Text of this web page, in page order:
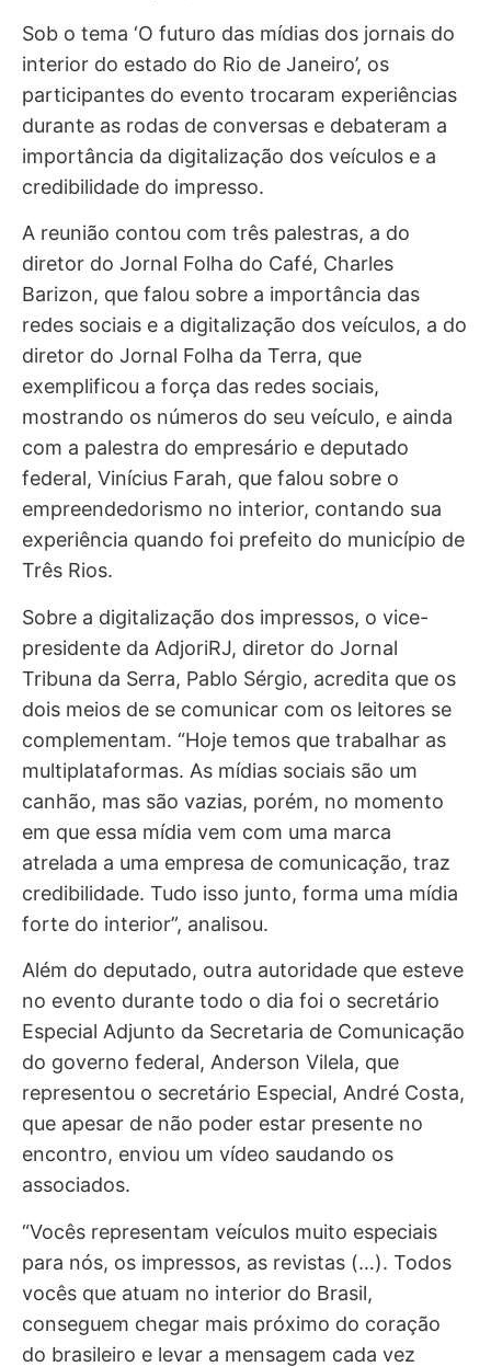
Sob o tema ‘O futuro das mídias dos jornais do
interior do estado do Rio de Janeiro’, os
participantes do evento trocaram experiências
durante as rodas de conversas e debateram a
importância da digitalização dos veículos e a
credibilidade do impresso.
A reunião contou com três palestras, a do
diretor do Jornal Folha do Café, Charles
Barizon, que falou sobre a importância das
redes sociais e a digitalização dos veículos, a do
diretor do Jornal Folha da Terra, que
exemplificou a força das redes sociais,
mostrando os números do seu veículo, e ainda
com a palestra do empresário e deputado
federal, Vinícius Farah, que falou sobre o
empreendedorismo no interior, contando sua
experiência quando foi prefeito do município de
Três Rios.
Sobre a digitalização dos impressos, o vice-
presidente da AdjoriRJ, diretor do Jornal
Tribuna da Serra, Pablo Sérgio, acredita que os
dois meios de se comunicar com os leitores se
complementam. “Hoje temos que trabalhar as
multiplataformas. As mídias sociais são um
canhão, mas são vazias, porém, no momento
em que essa mídia vem com uma marca
atrelada a uma empresa de comunicação, traz
credibilidade. Tudo isso junto, forma uma mídia
forte do interior”, analisou.
Além do deputado, outra autoridade que esteve
no evento durante todo o dia foi o secretário
Especial Adjunto da Secretaria de Comunicação
do governo federal, Anderson Vilela, que
representou o secretário Especial, André Costa,
que apesar de não poder estar presente no
encontro, enviou um vídeo saudando os
associados.
“Vocês representam veículos muito especiais
para nós, os impressos, as revistas (…). Todos
vocês que atuam no interior do Brasil,
conseguem chegar mais próximo do coração
do brasileiro e levar a mensagem cada vez